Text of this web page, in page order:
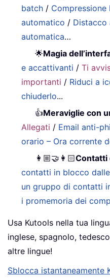
batch / Compressione
automatico / Distacco
automatica…
🌟Magia
e accattivanti /Ti
importanti / Riduci a
chiuderlo...
👍Meraviglie con
Allegati / Email anti-
orario – Ora corrente
👩🏼‍🤝‍👩🏻Contatti
contatti in blocco
un gruppo di contatti
i promemoria dei
Usa Kutools nella tua
inglese, spagnolo,
altre lingue!
Sblocca istantaneamente